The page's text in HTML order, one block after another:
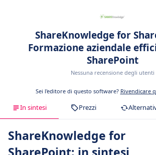
ShareKnowledge for
Formazione aziendale
SharePoint
Nessuna recensione degli utenti
Sei l'editore di questo software? Rivendicare
In sintesi Prezzi
ShareKnowledge for